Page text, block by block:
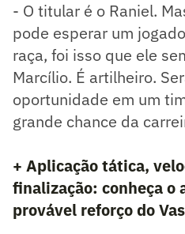
- O titular é o Raniel.
pode esperar um
raça, foi isso que ele
Marcílio. É artilheiro.
oportunidade em um
grande chance da
+ Aplicação tática,
finalização: conheça o
provável reforço do